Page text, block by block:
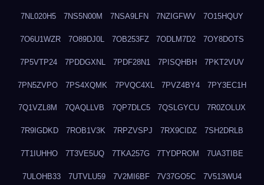
7NL020H5 7NS5N00M 7NSA9LFN 7NZIGFWV 7O15HQUY
7O6U1WZR 7O89DJ0L 7OB253FZ 7ODLM7D2 7OY8DOTS
7P5VTP24 7PDDGXNL 7PDF28N1 7PISQHBH 7PKT2VUV
7PN5ZVPO 7PS4XQMK 7PVQC4XL 7PVZ4BY4 7PY3EC1H
7Q1VZL8M 7QAQLLVB 7QP7DLC5 7QSLGYCU 7R0ZOLUX
7R9IGDKD 7ROB1V3K 7RPZVSPJ 7RX9CIDZ 7SH2DRLB
7T1IUHHO 7T3VE5UQ 7TKA257G 7TYDPROM 7UA3TIBE
7ULOHB33 7UTVLU59 7V2MI6BF 7V37GO5C 7V513WU4